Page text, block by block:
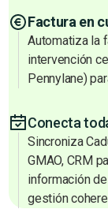
Factura en
Automatiza la
intervención
Pennylane)
Conecta
Sincroniza
GMAO, CRM
información
gestión